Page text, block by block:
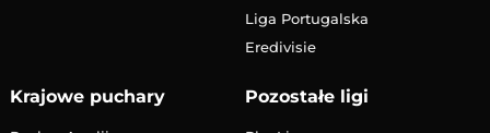
Liga Portugalska
Eredivisie
Krajowe puchary Pozostałe ligi